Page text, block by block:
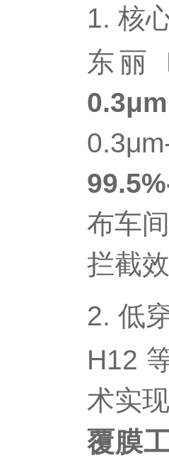
1. 核
东丽
0.3μm
布车
拦截
2. 低
H12
术实
覆膜